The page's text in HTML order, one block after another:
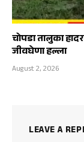
चोपडा तालुका
जीवघेणा हल्ला
August 2, 2026
LEAVE A